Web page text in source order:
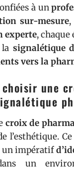
à un
sur-mesure,
experte,
signalétique
vers la
une
croix de
l’esthétique.
un impératif
un